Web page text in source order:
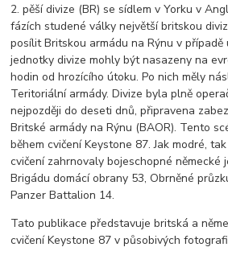
2. pěší divize (BR) se sídlem v Yorku v
fázích studené války největší britskou
posílit Britskou armádu na Rýnu v případě
jednotky divize mohly být nasazeny na
hodin od hrozícího útoku. Po nich měly
Teritoriální armády. Divize byla plně
nejpozději do deseti dnů, připravena
Britské armády na Rýnu (BAOR). Tento
během cvičení Keystone 87. Jak modré,
cvičení zahrnovaly bojeschopné německé
Brigádu domácí obrany 53, Obrněné
Panzer Battalion 14.
Tato publikace představuje britská a
cvičení Keystone 87 v působivých